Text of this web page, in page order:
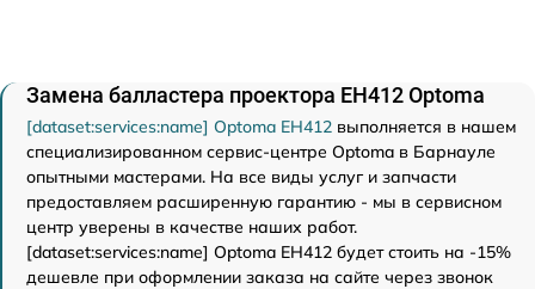
Замена балластера проектора EH412 Optoma
[dataset:services:name] Optoma EH412 выполняется в нашем
специализированном сервис-центре Optoma в Барнауле
опытными мастерами. На все виды услуг и запчасти
предоставляем расширенную гарантию - мы в сервисном
центр уверены в качестве наших работ.
[dataset:services:name] Optoma EH412 будет стоить на -15%
дешевле при оформлении заказа на сайте через звонок